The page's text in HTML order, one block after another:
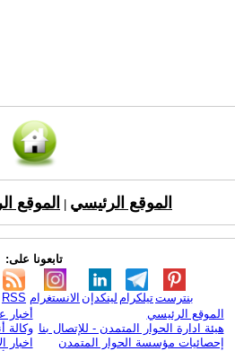
الموقع الرئيسي الموقع
تابعونا على:
RSS الانستغرام لينكدإن تيلكرامبنترست
الموقع الرئيسي
هيئة ادارة الحوار المتمدن - للإتصال بنا
إحصائيات مؤسسة الحوار المتمدن
أخبار
وكالة
اخبار